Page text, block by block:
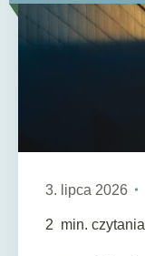
3. lipca 2026
2 min. czytania